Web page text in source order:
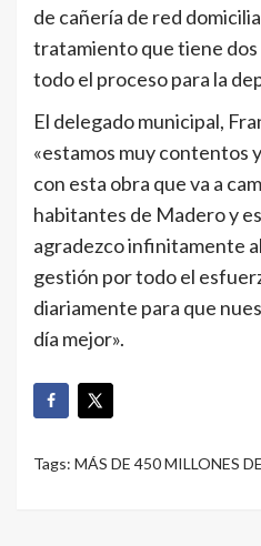
de cañería de red
tratamiento que tiene
todo el proceso para la
El delegado municipal,
«estamos muy contentos
con esta obra que va a
habitantes de Madero y
agradezco infinitamente
gestión por todo el
diariamente para que
día mejor».
Tags: MÁS DE 450 MILLONES